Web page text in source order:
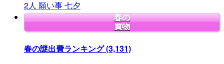
2人 願い事七夕
春の
買物
春の謎出費ランキング(3,131)